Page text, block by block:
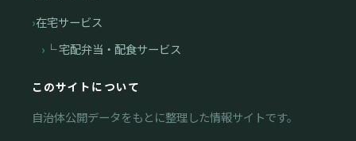
在宅サービス
└ 宅配弁当・配食サービス
このサイトについて
自治体公開データをもとに整理した情報サイトです。